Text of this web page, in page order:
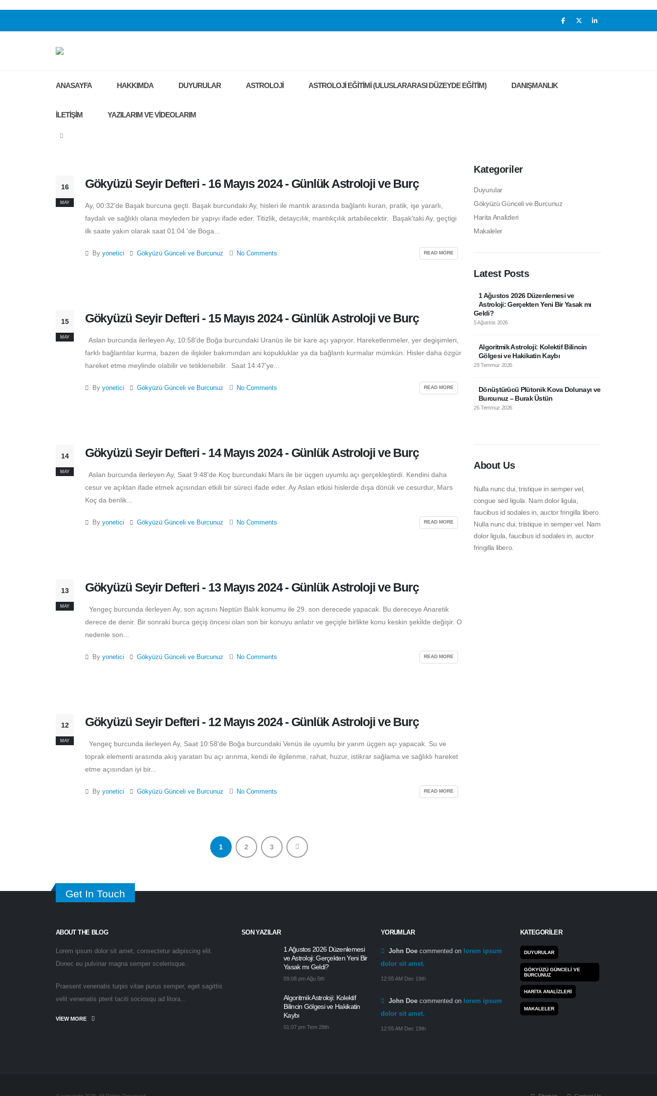
ANASAYFA HAKKIMDA DUYURULAR ASTROLOJİ ASTROLOJİ EĞİTİMİ (ULUSLARARASI DÜZEYDE EĞİTİM) DANIŞMANLIK
İLETİŞİM YAZILARIM VE VİDEOLARIM
16
MAY
Gökyüzü Seyir Defteri - 16 Mayıs 2024 - Günlük Astroloji ve Burç
Ay, 00:32'de Başak burcuna geçti. Başak burcundaki Ay, hisleri ile mantık arasında bağlantı kuran, pratik, işe yararlı,
faydalı ve sağlıklı olana meyleden bir yapıyı ifade eder. Titizlik, detaycılık, mantıkçılık artabilecektir. Başak'taki Ay, geçtigi
ilk saate yakın olarak saat 01:04 'de Boga...
By yonetici Gökyüzü Günceli ve Burcunuz No Comments READ MORE
15
MAY
Gökyüzü Seyir Defteri - 15 Mayıs 2024 - Günlük Astroloji ve Burç
Aslan burcunda ilerleyen Ay, 10:58'de Boğa burcundaki Uranüs ile bir kare açı yapıyor. Hareketlenmeler, yer degişimleri,
farklı bağlantılar kurma, bazen de ilişkiler bakımından ani kopukluklar ya da bağlantı kurmalar mümkün. Hisler daha özgür
hareket etme meylinde olabilir ve tetiklenebilir. Saat 14:47'ye...
By yonetici Gökyüzü Günceli ve Burcunuz No Comments READ MORE
14
MAY
Gökyüzü Seyir Defteri - 14 Mayıs 2024 - Günlük Astroloji ve Burç
Aslan burcunda ilerleyen Ay, Saat 9:48'de Koç burcundaki Mars ile bir üçgen uyumlu açı gerçekleştirdi. Kendini daha
cesur ve açıktan ifade etmek açısından etkili bir süreci ifade eder. Ay Aslan etkisi hislerde dışa dönük ve cesurdur, Mars
Koç da benlik...
By yonetici Gökyüzü Günceli ve Burcunuz No Comments READ MORE
13
MAY
Gökyüzü Seyir Defteri - 13 Mayıs 2024 - Günlük Astroloji ve Burç
Yengeç burcunda ilerleyen Ay, son açısını Neptün Balık konumu ile 29. son derecede yapacak. Bu dereceye Anaretik
derece de denir. Bir sonraki burca geçiş öncesi olan son bir konuyu anlatır ve geçişle birlikte konu keskin şekilde değişir. O
nedenle son...
By yonetici Gökyüzü Günceli ve Burcunuz No Comments READ MORE
12
MAY
Gökyüzü Seyir Defteri - 12 Mayıs 2024 - Günlük Astroloji ve Burç
Yengeç burcunda ilerleyen Ay, Saat 10:58'de Boğa burcundaki Venüs ile uyumlu bir yarım üçgen açı yapacak. Su ve
toprak elementi arasında akış yaratan bu açı arınma, kendi ile ilgilenme, rahat, huzur, istikrar sağlama ve sağlıklı hareket
etme açısından iyi bir...
By yonetici Gökyüzü Günceli ve Burcunuz No Comments READ MORE
1 2 3
Kategoriler
Duyurular
Gökyüzü Günceli ve Burcunuz
Harita Analizleri
Makaleler
Latest Posts
1 Ağustos 2026 Düzenlemesi ve
Astroloji: Gerçekten Yeni Bir Yasak mı
Geldi?
5 Ağustos 2026
Algoritmik Astroloji: Kolektif Bilincin
Gölgesi ve Hakikatin Kaybı
28 Temmuz 2026
Dönüştürücü Plütonik Kova Dolunayı ve
Burcunuz – Burak Üstün
26 Temmuz 2026
About Us
Nulla nunc dui, tristique in semper vel,
congue sed ligula. Nam dolor ligula,
faucibus id sodales in, auctor fringilla libero.
Nulla nunc dui, tristique in semper vel. Nam
dolor ligula, faucibus id sodales in, auctor
fringilla libero.
Get In Touch
ABOUT THE BLOG
Lorem ipsum dolor sit amet, consectetur adipiscing elit.
Donec eu pulvinar magna semper scelerisque.
Praesent venenatis turpis vitae purus semper, eget sagittis
velit venenatis ptent taciti sociosqu ad litora...
VIEW MORE
SON YAZILAR
1 Ağustos 2026 Düzenlemesi
ve Astroloji: Gerçekten Yeni Bir
Yasak mı Geldi?
09:08 pm Ağu 5th
Algoritmik Astroloji: Kolektif
Bilincin Gölgesi ve Hakikatin
Kaybı
01:07 pm Tem 28th
YORUMLAR
John Doe commented on lorem ipsum
dolor sit amet.
12:55 AM Dec 19th
John Doe commented on lorem ipsum
dolor sit amet.
12:55 AM Dec 19th
KATEGORILER
DUYURULAR
GÖKYÜZÜ GÜNCELI VE
BURCUNUZ
HARITA ANALIZLERI
MAKALELER